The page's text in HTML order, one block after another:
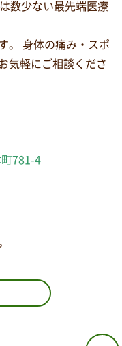
数少ない最先端医療
。 身体の痛み・スポ
気軽にご相談くださ
781-4